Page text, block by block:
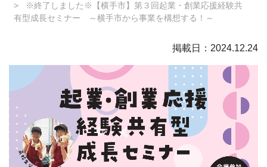
※終了しました※【横手市】第３回起業・創業応援経験共
有型成長セミナー ～横手市から事業を構想する！～
掲載日：2024.12.24